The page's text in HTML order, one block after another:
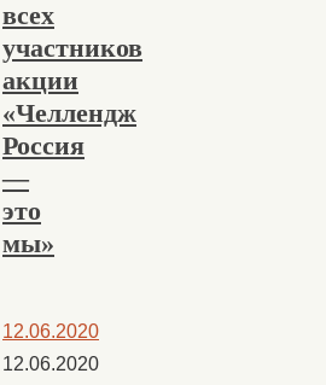
всех
участников
акции
«Челлендж
Россия
—
это
мы»
12.06.2020
12.06.2020